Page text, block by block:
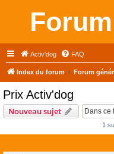
Activ'dog FAQ
Index du forum Forum
Prix Activ'dog
Nouveau sujet
1